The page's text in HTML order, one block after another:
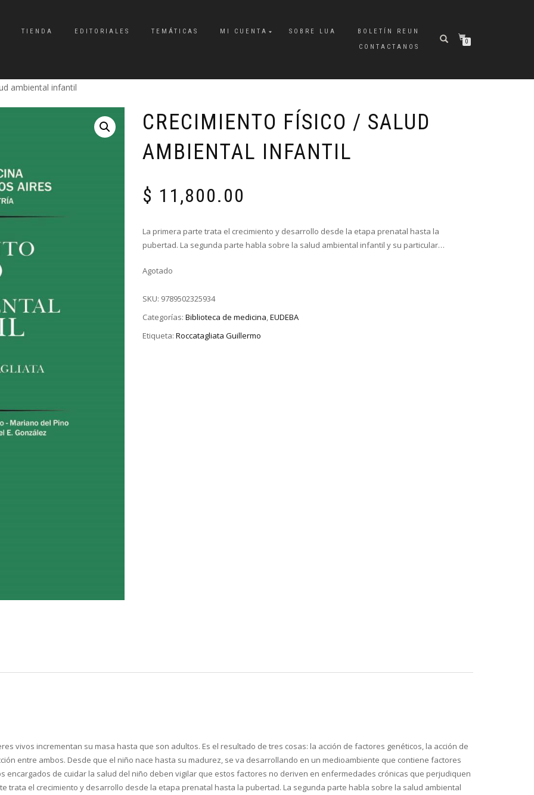
TIENDA EDITORIALES TEMÁTICAS MI CUENTA SOBRE LUA
BOLETÍN REUN
CONTACTANOS
0
ambiental infantil
CRECIMIENTO FÍSICO / SALUD
AMBIENTAL INFANTIL
$ 11,800.00
La primera parte trata el crecimiento y desarrollo desde la etapa prenatal hasta la
pubertad. La segunda parte habla sobre la salud ambiental infantil y su particular…
Agotado
SKU: 9789502325934
Categorías: Biblioteca de medicina,EUDEBA
Etiqueta: Roccatagliata Guillermo
vivos incrementan su masa hasta que son adultos. Es el resultado de tres cosas: la acción de factores genéticos, la acción de
entre ambos. Desde que el niño nace hasta su madurez, se va desarrollando en un medioambiente que contiene factores
encargados de cuidar la salud del niño deben vigilar que estos factores no deriven en enfermedades crónicas que perjudiquen
trata el crecimiento y desarrollo desde la etapa prenatal hasta la pubertad. La segunda parte habla sobre la salud ambiental